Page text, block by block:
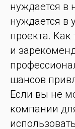
нуждается в
нуждается в
проекта. Как
и
шансов
Если вы не
компании